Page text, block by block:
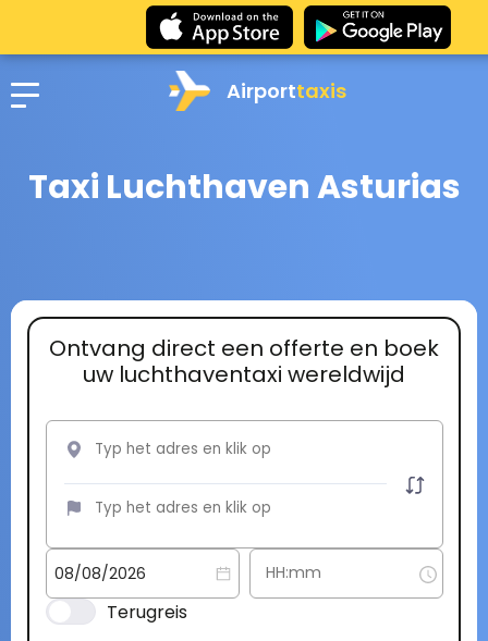
Airporttaxis
Taxi Luchthaven Asturias
Ontvang direct een offerte en boek
uw luchthaventaxi wereldwijd
Terugreis